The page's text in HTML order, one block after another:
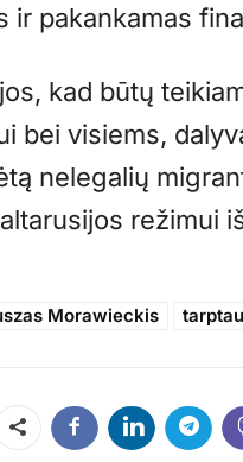
ir pakankamas
kad būtų
bei visiems,
nelegalių
režimui
Morawieckis
Dalintis